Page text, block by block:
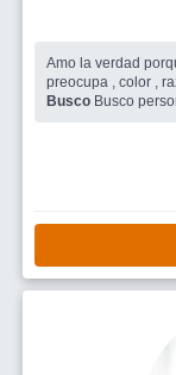
Amo la verdad porque eso hace que me
Busco Busco